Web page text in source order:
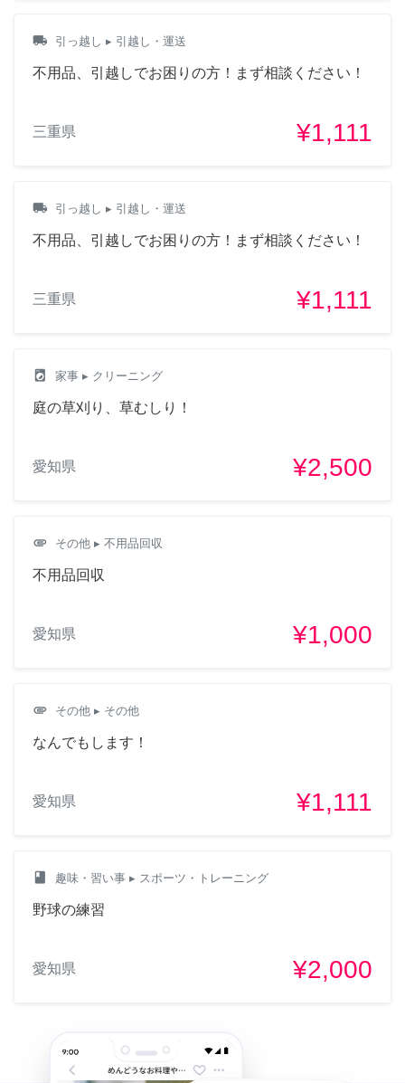
local_shipping 引っ越し ▸ 引越し・運送
不用品、引越しでお困りの方！まず相談ください！
三重県 ¥1,111
local_shipping 引っ越し ▸ 引越し・運送
不用品、引越しでお困りの方！まず相談ください！
三重県 ¥1,111
local_laundry_service 家事 ▸ クリーニング
庭の草刈り、草むしり！
愛知県 ¥2,500
attachment その他 ▸ 不用品回収
不用品回収
愛知県 ¥1,000
attachment その他 ▸ その他
なんでもします！
愛知県 ¥1,111
class 趣味・習い事 ▸ スポーツ・トレーニング
野球の練習
愛知県 ¥2,000